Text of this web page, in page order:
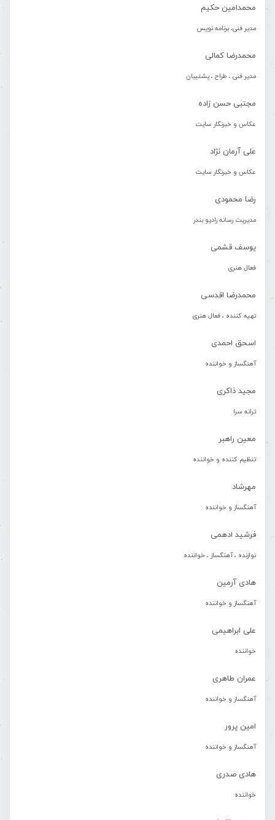
محمدامین حکیم
مدیر فنی، برنامه نویس
محمدرضا کمالی
مدیر فنی ، طراح ، پشتیبان
مجتبی حسن زاده
عکاس و خبرنگار سایت
علی آرمان نژاد
عکاس و خبرنگار سایت
رضا محمودی
مدیریت رسانه رادیو بندر
یوسف قشمی
فعال هنری
محمدرضا اقدسی
تهیه کننده ، فعال هنری
اسحق احمدی
آهنگساز و خواننده
مجید ذاکری
ترانه سرا
معین راهبر
تنظیم کننده و خواننده
مهرشاد
آهنگساز و خواننده
فرشید ادهمی
نوازنده ، آهنگساز ، خواننده
هادی آرمین
آهنگساز و خواننده
علی ابراهیمی
خواننده
عمران طاهری
آهنگساز و خواننده
امین پرور
آهنگساز و خواننده
هادی صدری
خواننده